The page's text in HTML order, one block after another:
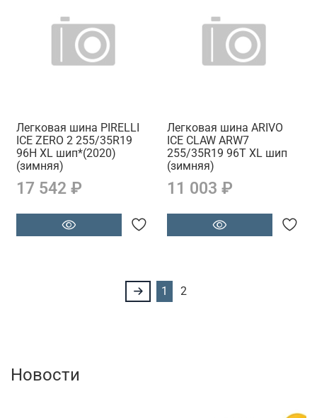
Легковая шина PIRELLI
ICE ZERO 2 255/35R19
96H XL шип*(2020)
(зимняя)
17 542 ₽
Легковая шина ARIVO
ICE CLAW ARW7
255/35R19 96T XL шип
(зимняя)
11 003 ₽
1 2
Новости